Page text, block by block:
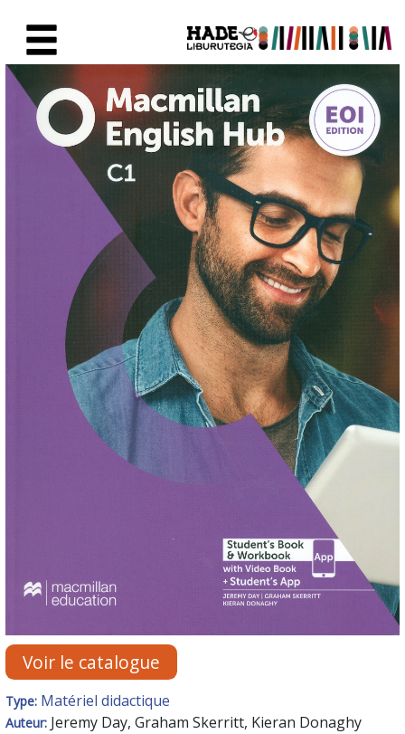
Fiche de Nouveaux Livres -
Voir le catalogue
Type: Matériel didactique
Auteur: Jeremy Day, Graham Skerritt, Kieran Donaghy